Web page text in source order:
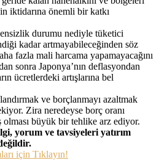
iktidarına önemli bir katkı
durumu nediyle tüketici
kadar artmayabileceğinden söz
fazla mali harcama yapamayacağını
sonra Japonya’nın deflasyondan
ücretlerdeki artışlarına bel
ve borçlanmayı azaltmak
Zira neredeyse borç oranı
olması büyük bir tehlike arz ediyor.
yorum ve tavsiyeleri yatırım
için Tıklayın!